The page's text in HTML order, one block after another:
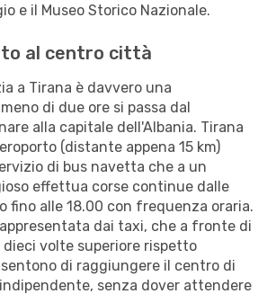
e il Museo Storico Nazionale.
al centro città
a Tirana è davvero una
di due ore si passa dal
alla capitale dell'Albania. Tirana
(distante appena 15 km)
di bus navetta che a un
effettua corse continue dalle
fino alle 18.00 con frequenza oraria.
dai taxi, che a fronte di
dieci volte superiore rispetto
di raggiungere il centro di
senza dover attendere